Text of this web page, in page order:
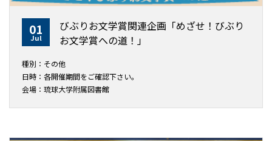
01
Jul
びぶりお文学賞関連企画「めざせ！びぶり
お文学賞への道！」
種別：その他
日時：各開催期間をご確認下さい。
会場：琉球大学附属図書館